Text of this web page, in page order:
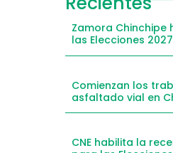
Zamora Chinchipe
las Elecciones 2027
Comienzan los
asfaltado vial en
CNE habilita la